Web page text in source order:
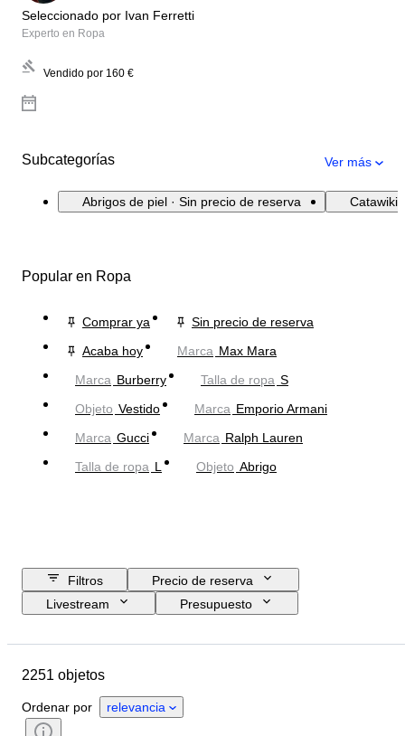
Seleccionado por Ivan Ferretti
Experto en Ropa
Vendido por 160 €
Subcategorías Ver más
Abrigos de piel · Sin precio de reserva Catawiki
Popular en Ropa
Comprar ya
Sin precio de reserva
Acaba hoy
Marca Max Mara
Marca Burberry Talla de ropa S
Objeto Vestido Marca Emporio Armani
Marca Gucci Marca Ralph Lauren
Talla de ropa L Objeto Abrigo
Filtros
Precio de reserva
Livestream
Presupuesto
País de origen
Estado
Estilo
Color
2251 objetos
Ordenar por relevancia